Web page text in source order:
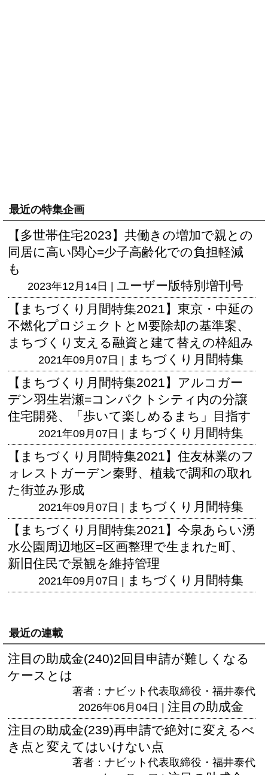
最近の特集企画
【多世帯住宅2023】共働きの増加で親との
同居に高い関心=少子高齢化での負担軽減
も
2023年12月14日 | ユーザー版特別増刊号
【まちづくり月間特集2021】東京・中延の
不燃化プロジェクトとM要除却の基準案、
まちづくり支える融資と建て替えの枠組み
2021年09月07日 | まちづくり月間特集
【まちづくり月間特集2021】アルコガー
デン羽生岩瀬=コンパクトシティ内の分譲
住宅開発、「歩いて楽しめるまち」目指す
2021年09月07日 | まちづくり月間特集
【まちづくり月間特集2021】住友林業のフ
ォレストガーデン秦野、植栽で調和の取れ
た街並み形成
2021年09月07日 | まちづくり月間特集
【まちづくり月間特集2021】今泉あらい湧
水公園周辺地区=区画整理で生まれた町、
新旧住民で景観を維持管理
2021年09月07日 | まちづくり月間特集
最近の連載
注目の助成金(240)2回目申請が難しくなる
ケースとは
著者：ナビット代表取締役・福井泰代
2026年06月04日 | 注目の助成金
注目の助成金(239)再申請で絶対に変えるべ
き点と変えてはいけない点
著者：ナビット代表取締役・福井泰代